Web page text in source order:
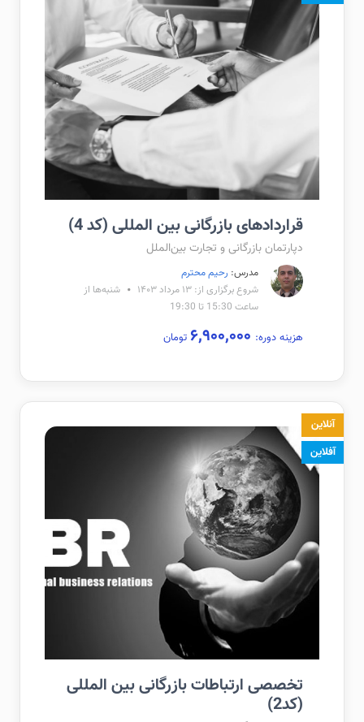
قراردادهای بازرگانی بین المللی (کد 4)
دپارتمان بازرگانی و تجارت بین‌الملل
مدرس: رحیم محترم
شروع برگزاری از: ۱۳ مرداد ۱۴۰۳
شنبه‌ها از
ساعت 15:30 تا 19:30
هزینه دوره: تومان
آنلاین
آفلاین
تخصصی ارتباطات بازرگانی بین المللی
(کد2)